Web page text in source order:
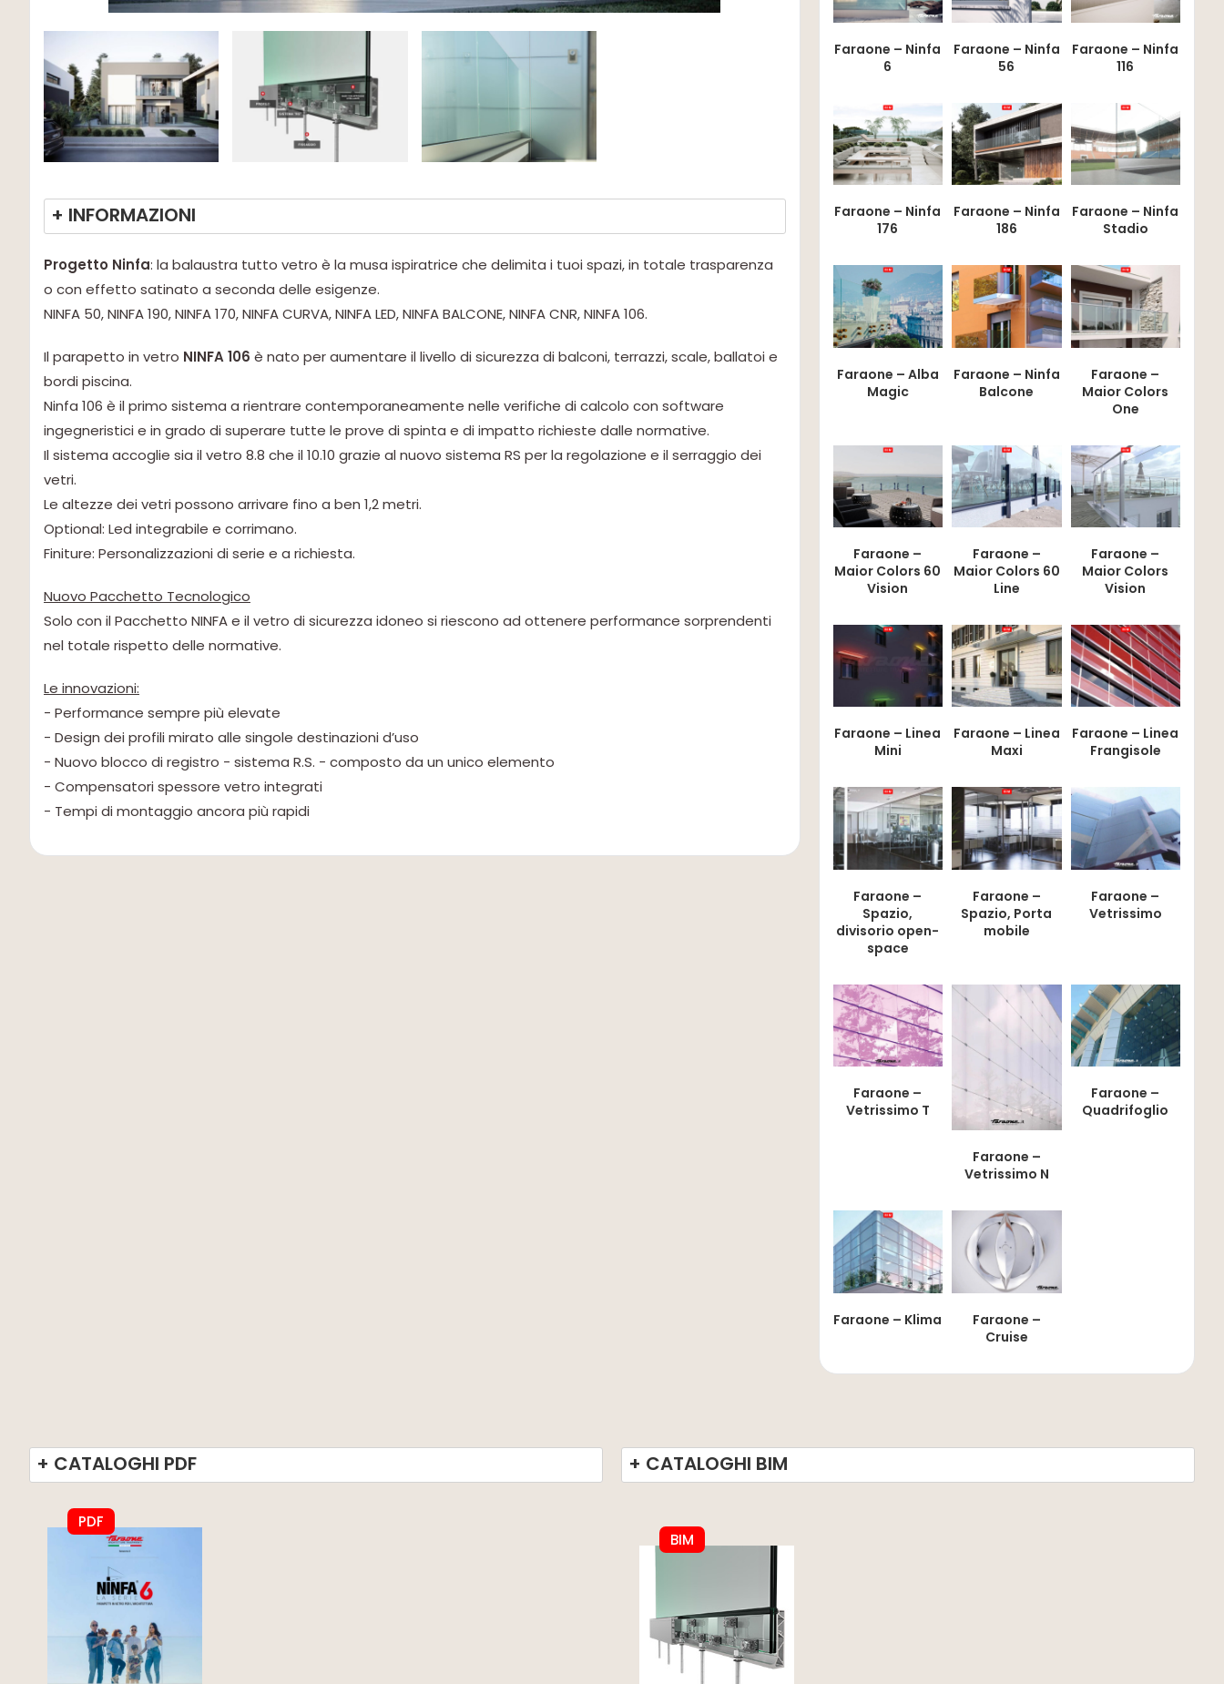
+ INFORMAZIONI
Progetto Ninfa: la balaustra tutto vetro è la musa ispiratrice che delimita i tuoi spazi, in totale trasparenza
o con effetto satinato a seconda delle esigenze.
NINFA 50, NINFA 190, NINFA 170, NINFA CURVA, NINFA LED, NINFA BALCONE, NINFA CNR, NINFA 106.
Il parapetto in vetro NINFA 106 è nato per aumentare il livello di sicurezza di balconi, terrazzi, scale, ballatoi e
bordi piscina.
Ninfa 106 è il primo sistema a rientrare contemporaneamente nelle verifiche di calcolo con software
ingegneristici e in grado di superare tutte le prove di spinta e di impatto richieste dalle normative.
Il sistema accoglie sia il vetro 8.8 che il 10.10 grazie al nuovo sistema RS per la regolazione e il serraggio dei
vetri.
Le altezze dei vetri possono arrivare fino a ben 1,2 metri.
Optional: Led integrabile e corrimano.
Finiture: Personalizzazioni di serie e a richiesta.
Nuovo Pacchetto Tecnologico
Solo con il Pacchetto NINFA e il vetro di sicurezza idoneo si riescono ad ottenere performance sorprendenti
nel totale rispetto delle normative.
Le innovazioni:
- Performance sempre più elevate
- Design dei profili mirato alle singole destinazioni d’uso
- Nuovo blocco di registro - sistema R.S. - composto da un unico elemento
- Compensatori spessore vetro integrati
- Tempi di montaggio ancora più rapidi
Faraone – Ninfa
6
Faraone – Ninfa
56
Faraone – Ninfa
116
Faraone – Ninfa
176
Faraone – Ninfa
186
Faraone – Ninfa
Stadio
Faraone – Alba
Magic
Faraone – Ninfa
Balcone
Faraone –
Maior Colors
One
Faraone –
Maior Colors 60
Vision
Faraone –
Maior Colors 60
Line
Faraone –
Maior Colors
Vision
Faraone – Linea
Mini
Faraone – Linea
Maxi
Faraone – Linea
Frangisole
Faraone –
Spazio,
divisorio open-
space
Faraone –
Spazio, Porta
mobile
Faraone –
Vetrissimo
Faraone –
Vetrissimo T
Faraone –
Vetrissimo N
Faraone –
Quadrifoglio
Faraone – Klima
Faraone –
Cruise
+ CATALOGHI PDF
PDF
+ CATALOGHI BIM
BIM